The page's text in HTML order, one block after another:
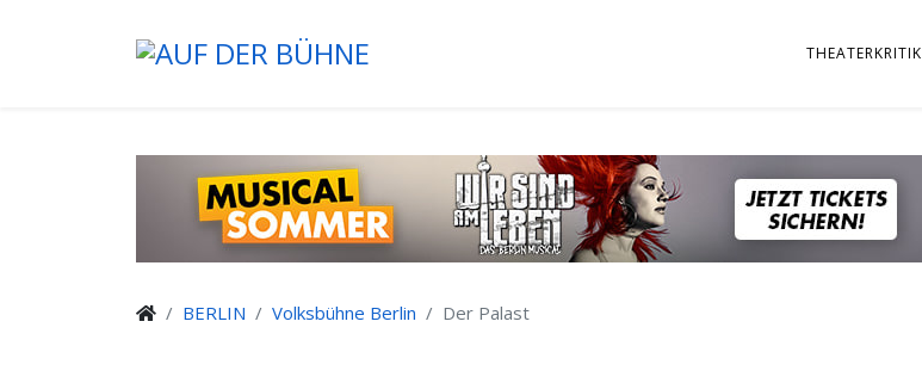
THEATERKRITIK
BERLIN Volksbühne Berlin Der Palast